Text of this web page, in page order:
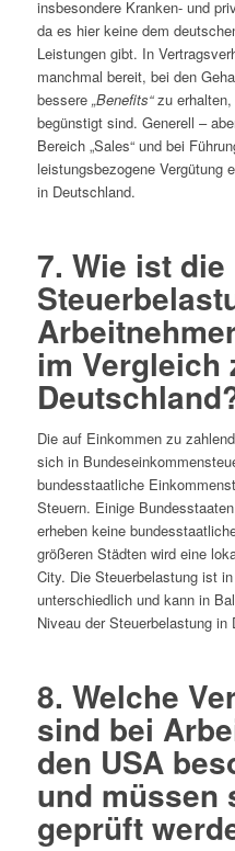
insbesondere Kranken- und
da es hier keine dem
Leistungen gibt. In
manchmal bereit, bei den
bessere „Benefits“zu erhalten,
begünstigt sind. Generell –
Bereich „Sales“ und bei
leistungsbezogene Vergütung
in Deutschland.
7. Wie ist die
im Vergleich
Die auf Einkommen zu
sich in
bundesstaatliche
Steuern. Einige
erheben keine
größeren Städten wird eine
City. Die Steuerbelastung ist
unterschiedlich und kann in
Niveau der Steuerbelastung in
8. Welche
sind bei
den USA
und müssen
geprüft